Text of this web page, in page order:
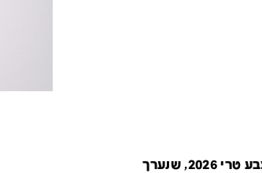
קטלוג זה מציג את כל משתתפי יריד צבע טרי 2026, שנערך